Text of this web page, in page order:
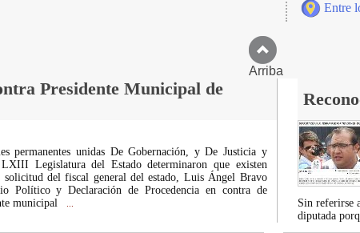
Entre
Arriba
Presidente Municipal de
permanentes unidas De Gobernación, y De Justicia y
Legislatura del Estado determinaron que existen
solicitud del fiscal general del estado, Luis Ángel Bravo
Político y Declaración de Procedencia en contra de
municipal
Sin referirse
diputada